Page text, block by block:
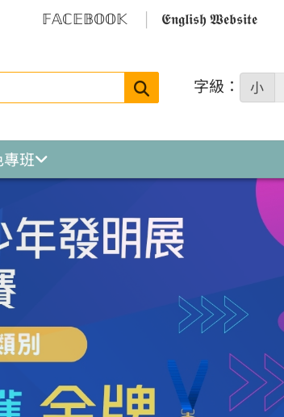
𝔽𝔸ℂ𝔼𝔹𝕆𝕆𝕂 𝕰𝖓𝖌𝖑𝖎𝖘𝖍 𝖂𝖊𝖇𝖘𝖎𝖙𝖊
搜
字級： 小
班